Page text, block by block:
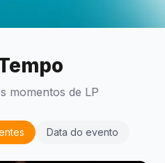
momentos de LP
Data do evento